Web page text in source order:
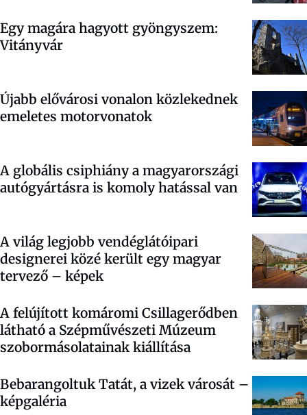
Egy magára hagyott gyöngyszem:
Vitányvár
Újabb elővárosi vonalon közlekednek
emeletes motorvonatok
A globális csiphiány a magyarországi
autógyártásra is komoly hatással van
A világ legjobb vendéglátóipari
designerei közé került egy magyar
tervező – képek
A felújított komáromi Csillagerődben
látható a Szépművészeti Múzeum
szobormásolatainak kiállítása
Bebarangoltuk Tatát, a vizek városát –
képgaléria